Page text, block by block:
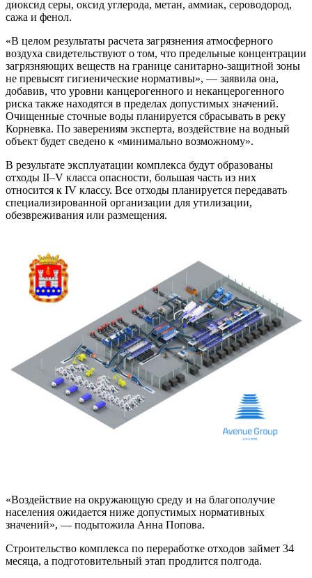
диоксид серы, оксид углерода, метан, аммиак, сероводород,
сажа и фенол.
«В целом результаты расчета загрязнения атмосферного
воздуха свидетельствуют о том, что предельные концентрации
загрязняющих веществ на границе санитарно-защитной зоны
не превысят гигиенические нормативы», — заявила она,
добавив, что уровни канцерогенного и неканцерогенного
риска также находятся в пределах допустимых значений.
Очищенные сточные воды планируется сбрасывать в реку
Корневка. По заверениям эксперта, воздействие на водный
объект будет сведено к «минимально возможному».
В результате эксплуатации комплекса будут образованы
отходы II–V класса опасности, большая часть из них
относится к IV классу. Все отходы планируется передавать
специализированной организации для утилизации,
обезвреживания или размещения.
«Воздействие на окружающую среду и на благополучие
населения ожидается ниже допустимых нормативных
значений», — подытожила Анна Попова.
Строительство комплекса по переработке отходов займет 34
месяца, а подготовительный этап продлится полгода.